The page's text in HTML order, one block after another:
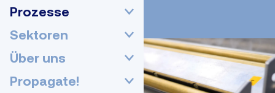
Prozesse
Sektoren
Über uns
Propagate!